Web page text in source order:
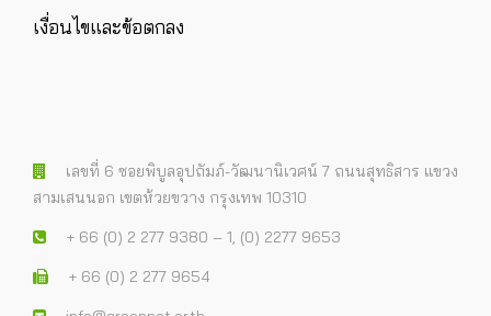
เงื่อนไขและข้อตกลง
เลขที่ 6 ซอยพิบูลอุปถัมภ์-วัฒนานิเวศน์ 7 ถนนสุทธิสาร แขวง
สามเสนนอก เขตห้วยขวาง กรุงเทพ 10310
+ 66 (0) 2 277 9380 – 1, (0) 2277 9653
+ 66 (0) 2 277 9654